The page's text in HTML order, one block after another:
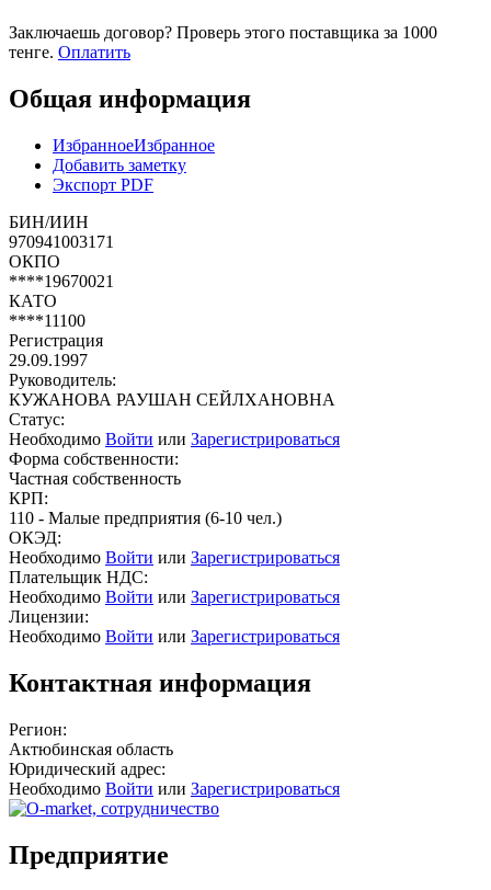
Заключаешь договор? Проверь этого поставщика за 1000
тенге. Оплатить
Общая информация
ИзбранноеИзбранное
Добавить заметку
Экспорт PDF
БИН/ИИН
970941003171
ОКПО
****19670021
КАТО
****11100
Регистрация
29.09.1997
Руководитель:
КУЖАНОВА РАУШАН СЕЙЛХАНОВНА
Статус:
Необходимо Войти или Зарегистрироваться
Форма собственности:
Частная собственность
КРП:
110 - Малые предприятия (6-10 чел.)
ОКЭД:
Необходимо Войти или Зарегистрироваться
Плательщик НДС:
Необходимо Войти или Зарегистрироваться
Лицензии:
Необходимо Войти или Зарегистрироваться
Контактная информация
Регион:
Актюбинская область
Юридический адрес:
Необходимо Войти или Зарегистрироваться
Предприятие